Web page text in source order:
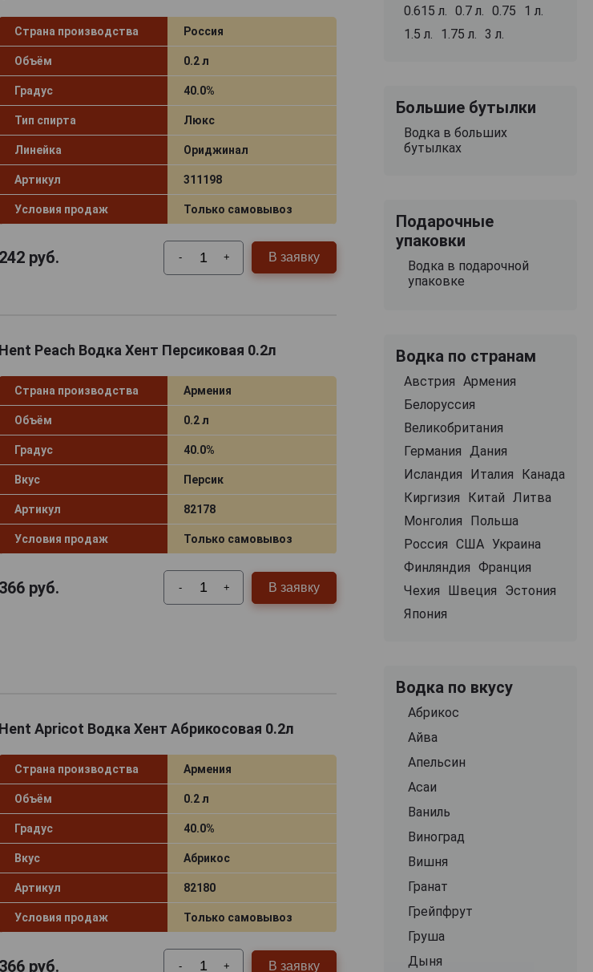
Страна производства Россия
Объём 0.2 л
Градус 40.0%
Тип спирта Люкс
Линейка Ориджинал
Артикул 311198
Условия продаж Только самовывоз
242руб. - + В заявку
Hent Peach Водка Хент Персиковая 0.2л
Страна производства Армения
Объём 0.2 л
Градус 40.0%
Вкус Персик
Артикул 82178
Условия продаж Только самовывоз
366руб. - + В заявку
Hent Apricot Водка Хент Абрикосовая 0.2л
Страна производства Армения
Объём 0.2 л
Градус 40.0%
Вкус Абрикос
Артикул 82180
Условия продаж Только самовывоз
366руб. - + В заявку
0.615 л.
0.7 л. 0.75
1 л.
1.5 л.
1.75 л. 3 л.
Большие бутылки
Водка в больших
бутылках
Подарочные
упаковки
Водка в подарочной
упаковке
Водка по странам
Австрия Армения
Белоруссия
Великобритания
Германия
Дания
Исландия
Италия
Канада
Киргизия
Китай Литва
Монголия
Польша
Россия США Украина
Финляндия Франция
Чехия
Швеция
Эстония
Япония
Водка по вкусу
Абрикос
Айва
Апельсин
Асаи
Ваниль
Виноград
Вишня
Гранат
Грейпфрут
Груша
Дыня